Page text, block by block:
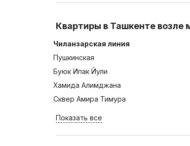
Квартиры в Ташкенте возле
Чиланзарская линия
Пушкинская
Буюк Ипак Йули
Хамида Алимджана
Сквер Амира Тимура
Показать все